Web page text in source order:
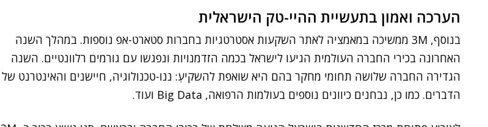
הערכה ואמון בתעשיית ההיי-טק הישראלית
בנוסף, 3M ממשיכה במאמציה לאתר השקעות אסטרטגיות בחברות סטארט-אפ נוספות. במהלך השנה
האחרונה בכירי החברה העולמית הגיעו לישראל בכמה הזדמנויות ונפגשו עם גורמים רלוונטיים. השנה
הגדירה החברה שלושה תחומי מחקר בהם היא שואפת להשקיעְ: ננו-טכנולוגיה, חיישנים והאינטרנט של
הדברים. כמו כן, נבחנים כיוונים נוספים בעולמות הרפואה, Big Data ועוד.